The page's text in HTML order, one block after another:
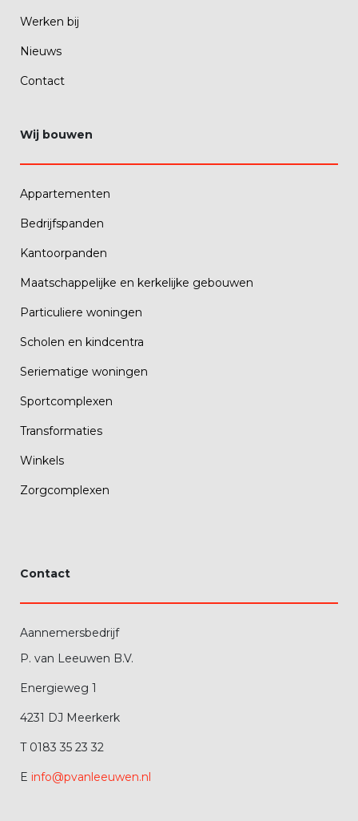
Werken bij
Nieuws
Contact
Wij bouwen
Appartementen
Bedrijfspanden
Kantoorpanden
Maatschappelijke en kerkelijke gebouwen
Particuliere woningen
Scholen en kindcentra
Seriematige woningen
Sportcomplexen
Transformaties
Winkels
Zorgcomplexen
Contact
Aannemersbedrijf
P. van Leeuwen B.V.
Energieweg 1
4231 DJ Meerkerk
T 0183 35 23 32
E info@pvanleeuwen.nl